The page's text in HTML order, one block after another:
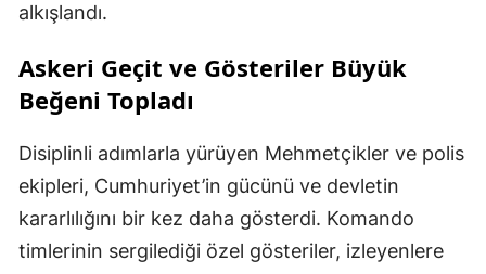
alkışlandı.
Askeri Geçit ve Gösteriler Büyük
Beğeni Topladı
Disiplinli adımlarla yürüyen Mehmetçikler ve polis
ekipleri, Cumhuriyet’in gücünü ve devletin
kararlılığını bir kez daha gösterdi. Komando
timlerinin sergilediği özel gösteriler, izleyenlere